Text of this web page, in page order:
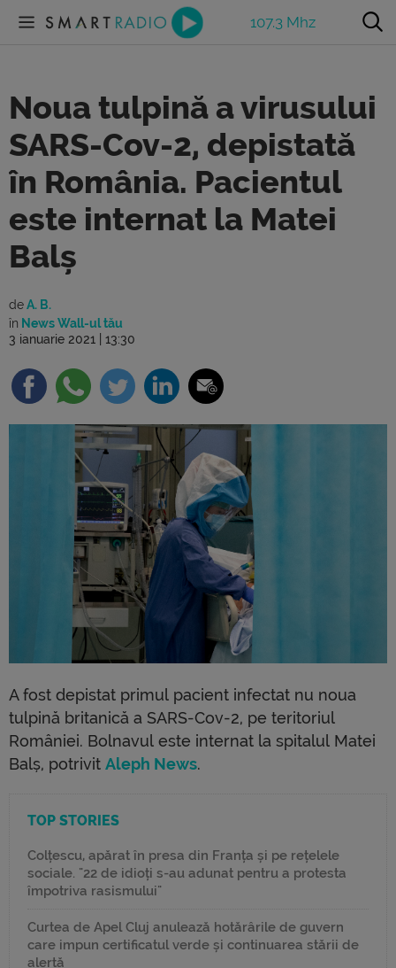
107.3 Mhz
Noua tulpină a virusului
SARS-Cov-2, depistată
în România. Pacientul
este internat la Matei
Balș
deA. B.
în News Wall-ul tău
3 ianuarie 2021 | 13:30
A fost depistat primul pacient infectat nu noua
tulpină britanică a SARS-Cov-2, pe teritoriul
României. Bolnavul este internat la spitalul Matei
Balș, potrivit Aleph News.
TOP STORIES
Colțescu, apărat în presa din Franța și pe rețelele
sociale. "22 de idioți s-au adunat pentru a protesta
împotriva rasismului"
Curtea de Apel Cluj anulează hotărârile de guvern
care impun certificatul verde și continuarea stării de
alertă